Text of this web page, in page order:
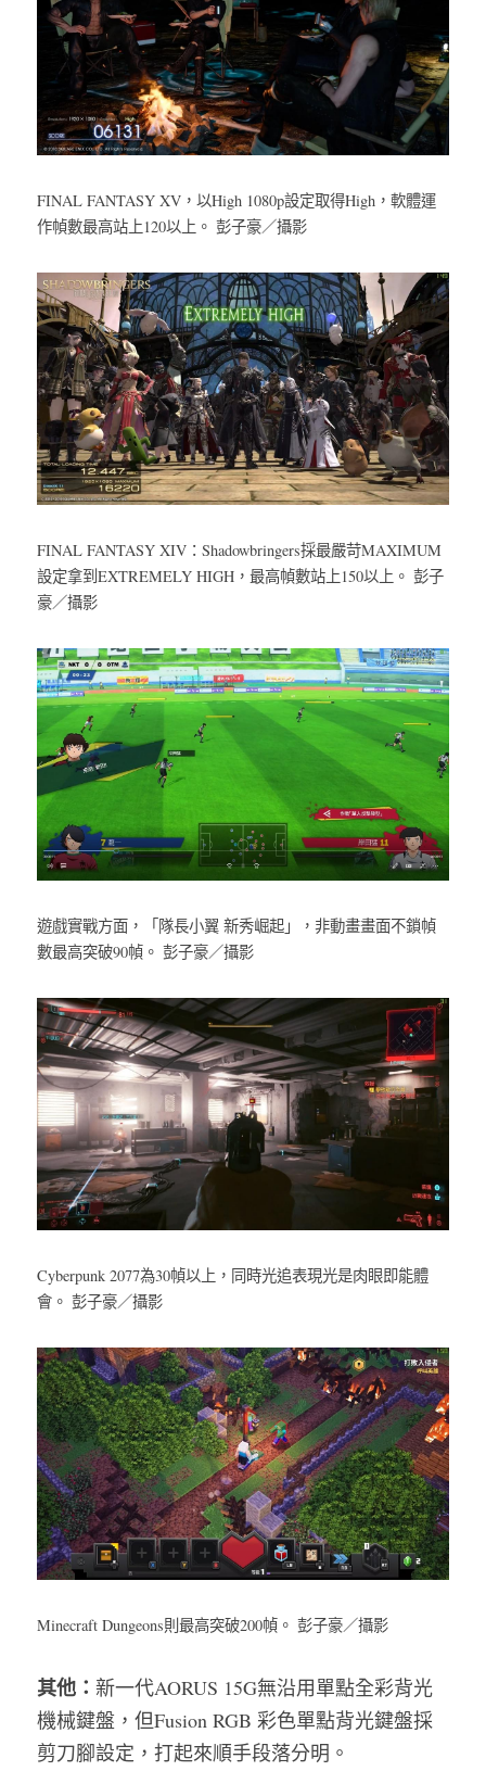
FINAL FANTASY XV，以High 1080p設定取得High，軟體運
作幀數最高站上120以上。 彭子豪／攝影
FINAL FANTASY XIV：Shadowbringers採最嚴苛MAXIMUM
設定拿到EXTREMELY HIGH，最高幀數站上150以上。 彭子
豪／攝影
遊戲實戰方面，「隊長小翼 新秀崛起」，非動畫畫面不鎖幀
數最高突破90幀。 彭子豪／攝影
Cyberpunk 2077為30幀以上，同時光追表現光是肉眼即能體
會。 彭子豪／攝影
Minecraft Dungeons則最高突破200幀。 彭子豪／攝影
其他： 新一代AORUS 15G無沿用單點全彩背光
機械鍵盤，但Fusion RGB 彩色單點背光鍵盤採
剪刀腳設定，打起來順手段落分明。